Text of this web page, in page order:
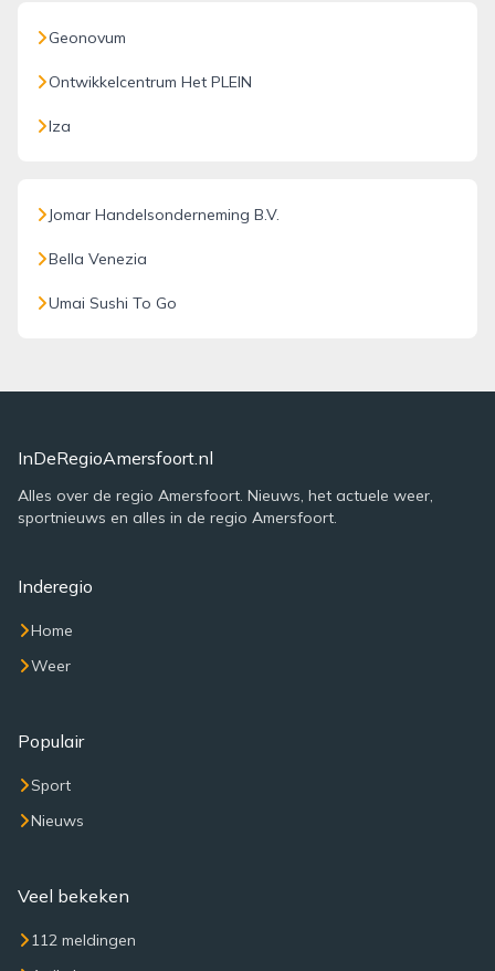
Geonovum
Ontwikkelcentrum Het PLEIN
Iza
Jomar Handelsonderneming B.V.
Bella Venezia
Umai Sushi To Go
InDeRegioAmersfoort.nl
Alles over de regio Amersfoort. Nieuws, het actuele weer,
sportnieuws en alles in de regio Amersfoort.
Inderegio
Home
Weer
Populair
Sport
Nieuws
Veel bekeken
112 meldingen